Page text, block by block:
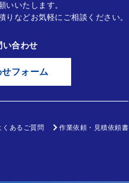
いいたします。
りなどお気軽にご相談ください。
い合わせ
フォーム
くあるご質問 作業依頼・見積依頼書